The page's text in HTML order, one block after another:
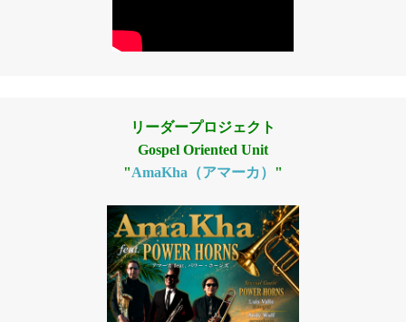
リーダープロジェクト
Gospel Oriented Unit
"AmaKha（アマーカ） "